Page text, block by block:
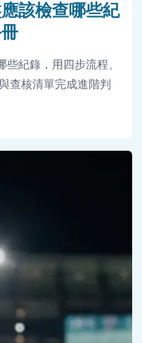
該檢查哪些紀
紀錄，用四步流程、
查核清單完成進階判